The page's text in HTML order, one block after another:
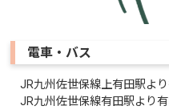
電車・バス
JR九州佐世保線上有田駅よ
JR九州佐世保線有田駅より